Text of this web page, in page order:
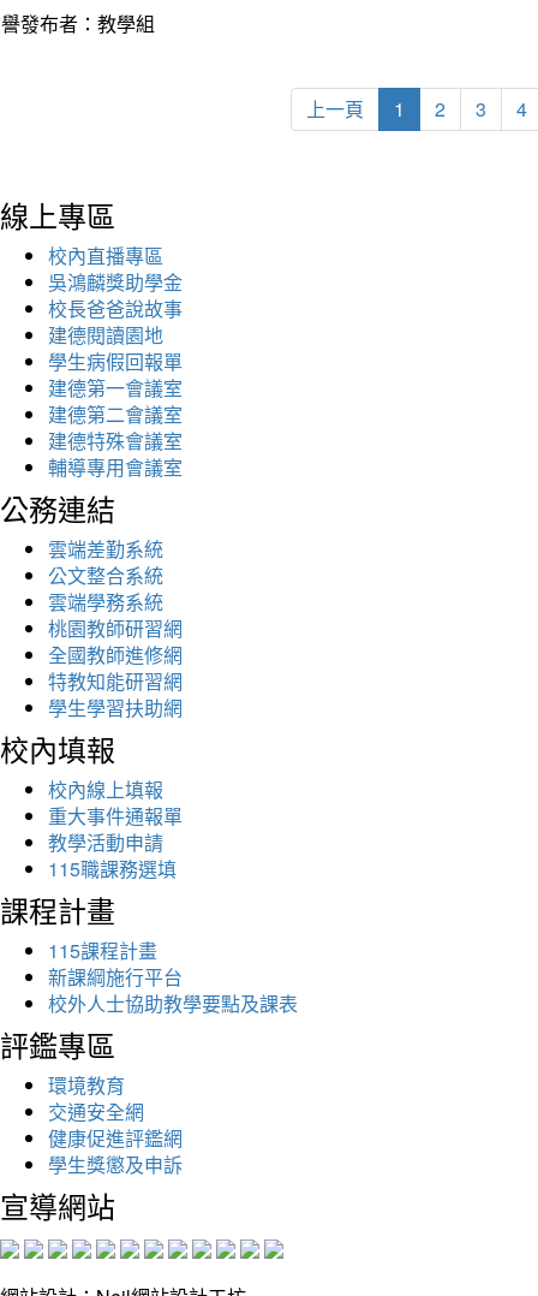
發布者：教學組
上一頁 1 2 3 4
線上專區
校內直播專區
吳鴻麟獎助學金
校長爸爸說故事
建德閱讀園地
學生病假回報單
建德第一會議室
建德第二會議室
建德特殊會議室
輔導專用會議室
公務連結
雲端差勤系統
公文整合系統
雲端學務系統
桃園教師研習網
全國教師進修網
特教知能研習網
學生學習扶助網
校內填報
校內線上填報
重大事件通報單
教學活動申請
115職課務選填
課程計畫
115課程計畫
新課綱施行平台
校外人士協助教學要點及課表
評鑑專區
環境教育
交通安全網
健康促進評鑑網
學生獎懲及申訴
宣導網站